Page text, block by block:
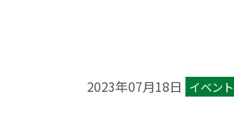
2023年07月18日 イベン